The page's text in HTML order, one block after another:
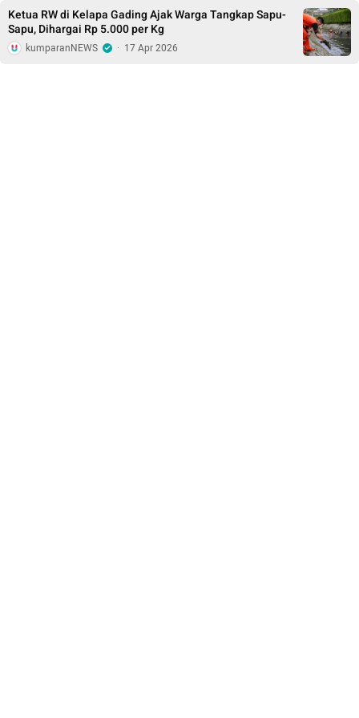
Ketua RW di Kelapa Gading Ajak Warga Tangkap Sapu-
Sapu, Dihargai Rp 5.000 per Kg
kumparanNEWS · 17 Apr 2026